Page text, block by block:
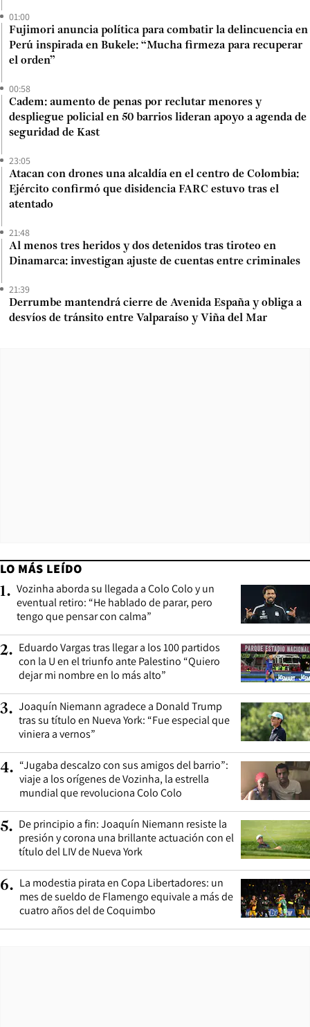
01:00
Fujimori anuncia política para combatir la delincuencia en
Perú inspirada en Bukele: “Mucha firmeza para recuperar
el orden”
00:58
Cadem: aumento de penas por reclutar menores y
despliegue policial en 50 barrios lideran apoyo a agenda de
seguridad de Kast
23:05
Atacan con drones una alcaldía en el centro de Colombia:
Ejército confirmó que disidencia FARC estuvo tras el
atentado
21:48
Al menos tres heridos y dos detenidos tras tiroteo en
Dinamarca: investigan ajuste de cuentas entre criminales
21:39
Derrumbe mantendrá cierre de Avenida España y obliga a
desvíos de tránsito entre Valparaíso y Viña del Mar
LO MÁS LEÍDO
1. Vozinha aborda su llegada a Colo Colo y un
eventual retiro: “He hablado de parar, pero
tengo que pensar con calma”
2. Eduardo Vargas tras llegar a los 100 partidos
con la U en el triunfo ante Palestino “Quiero
dejar mi nombre en lo más alto”
3. Joaquín Niemann agradece a Donald Trump
tras su título en Nueva York: “Fue especial que
viniera a vernos”
4. “Jugaba descalzo con sus amigos del barrio”:
viaje a los orígenes de Vozinha, la estrella
mundial que revoluciona Colo Colo
5. De principio a fin: Joaquín Niemann resiste la
presión y corona una brillante actuación con el
título del LIV de Nueva York
6. La modestia pirata en Copa Libertadores: un
mes de sueldo de Flamengo equivale a más de
cuatro años del de Coquimbo